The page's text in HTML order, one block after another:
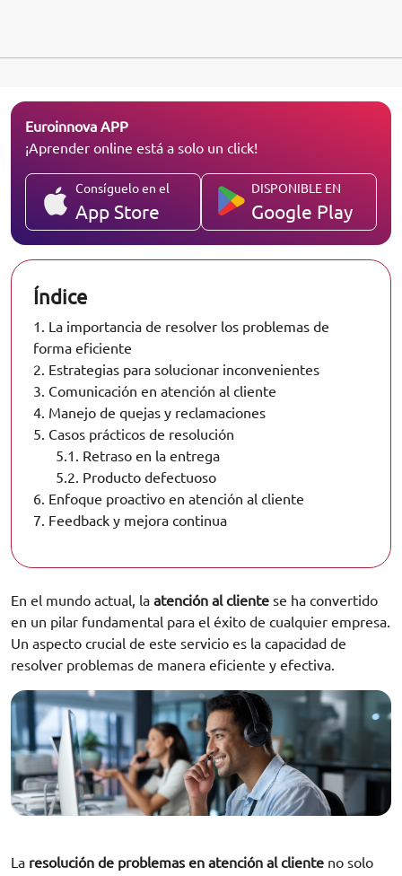
Euroinnova APP
¡Aprender online está a solo un click!
Consíguelo en el
App Store
DISPONIBLE EN
Google Play
Índice
1. La importancia de resolver los problemas de
forma eficiente
2. Estrategias para solucionar inconvenientes
3. Comunicación en atención al cliente
4. Manejo de quejas y reclamaciones
5. Casos prácticos de resolución
5.1. Retraso en la entrega
5.2. Producto defectuoso
6. Enfoque proactivo en atención al cliente
7. Feedback y mejora continua
En el mundo actual, la atención al cliente se ha convertido
en un pilar fundamental para el éxito de cualquier empresa.
Un aspecto crucial de este servicio es la capacidad de
resolver problemas de manera eficiente y efectiva.
La resolución de problemas en atención al cliente no solo